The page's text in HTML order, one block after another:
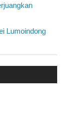
Lumoindong